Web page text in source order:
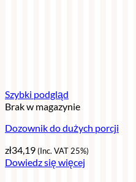
Szybki podgląd
Brak w magazynie
Dozownik do dużych porcji
zł34,19(Inc. VAT 25%)
Dowiedz się więcej